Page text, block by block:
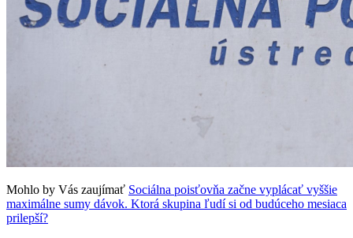
Mohlo by Vás zaujímať Sociálna poisťovňa začne vyplácať vyššie
maximálne sumy dávok. Ktorá skupina ľudí si od budúceho mesiaca
prilepší?